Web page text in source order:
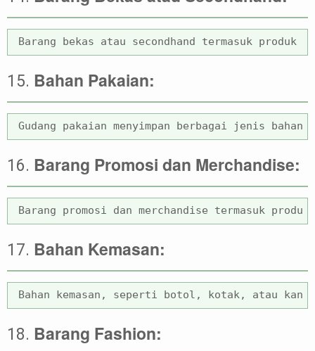
15. Bahan Pakaian:
16. Barang Promosi dan Merchandise:
17. Bahan Kemasan:
18. Barang Fashion: